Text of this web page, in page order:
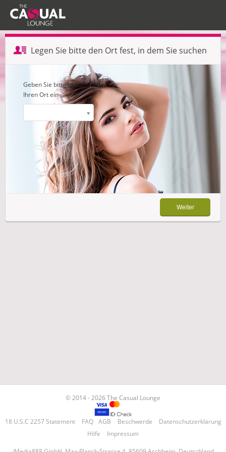
Profil erstellen — Schritt 1 von 3
Legen Sie bitte den Ort fest, in dem Sie suchen
Weiter
Geben Sie bitte hier
Ihren Ort ein
Weiter
© 2014 - 2026 The Casual Lounge
18 U.S.C 2257 Statement FAQ AGB Beschwerde
Datenschutzerklärung
Hilfe
Impressum